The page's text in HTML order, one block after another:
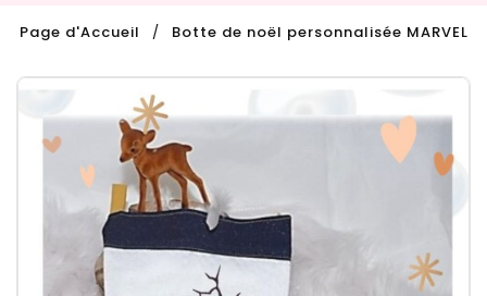
Page d'Accueil Botte de noël personnalisée MARVEL